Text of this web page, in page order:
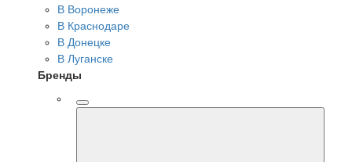
В Воронеже
В Краснодаре
В Донецке
В Луганске
Бренды